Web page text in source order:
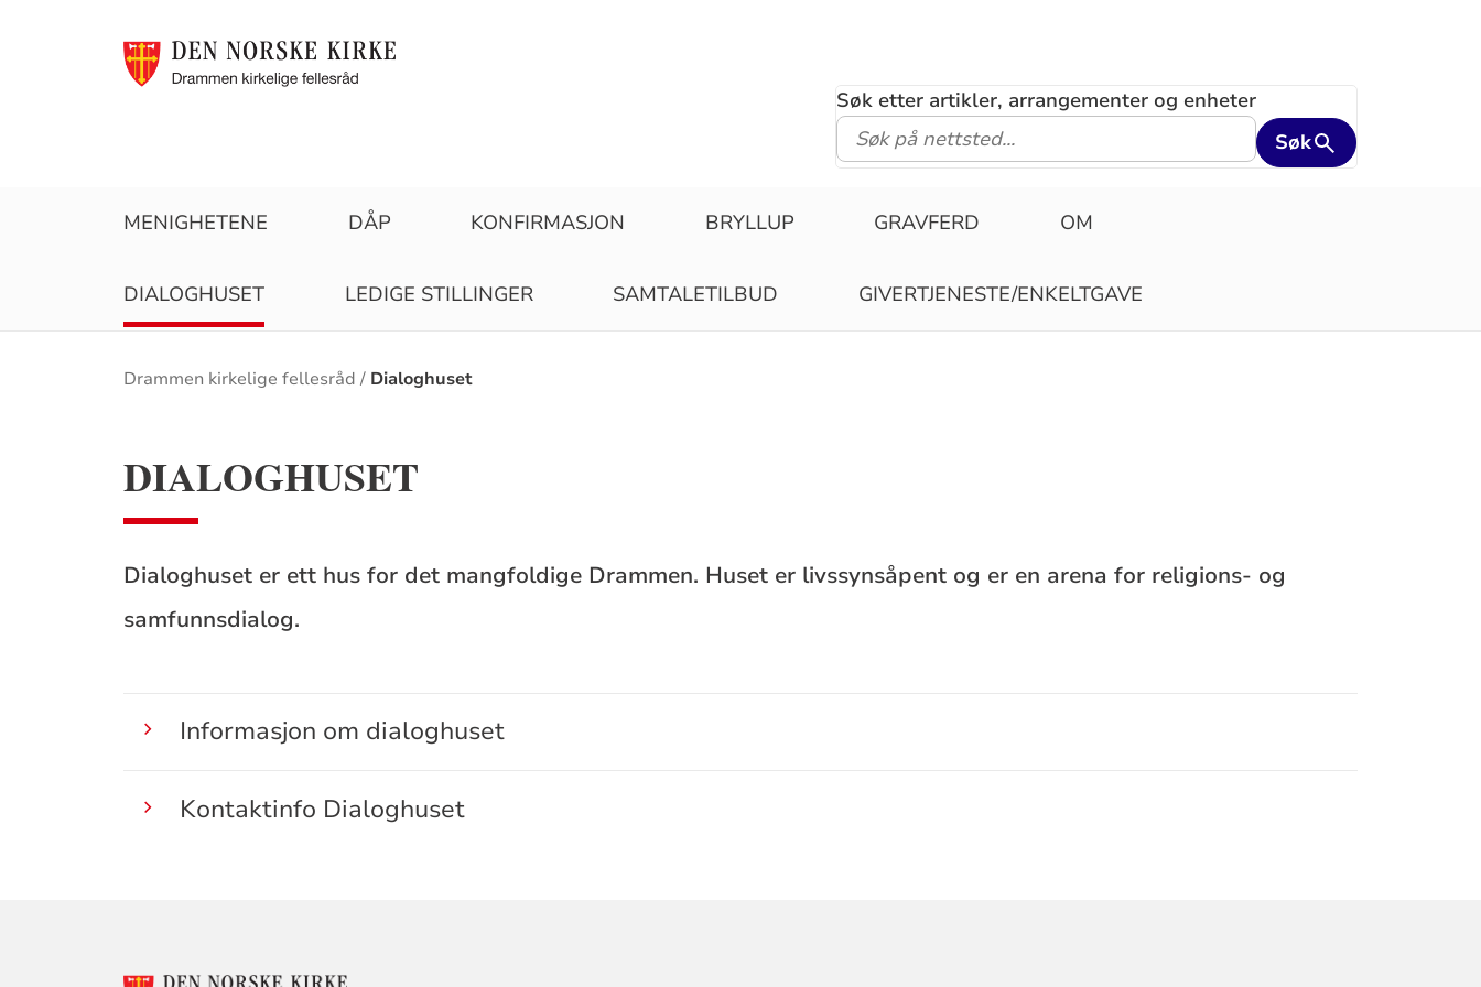
Søk etter artikler, arrangementer og enheter
Søk
MENIGHETENE DÅP KONFIRMASJON BRYLLUP GRAVFERD OM
DIALOGHUSET LEDIGE STILLINGER SAMTALETILBUD GIVERTJENESTE/ENKELTGAVE
Brødsmulesti
Drammen kirkelige fellesråd Dialoghuset
DIALOGHUSET
Dialoghuset er ett hus for det mangfoldige Drammen. Huset er livssynsåpent og er en arena for religions- og
samfunnsdialog.
Informasjon om dialoghuset
Kontaktinfo Dialoghuset